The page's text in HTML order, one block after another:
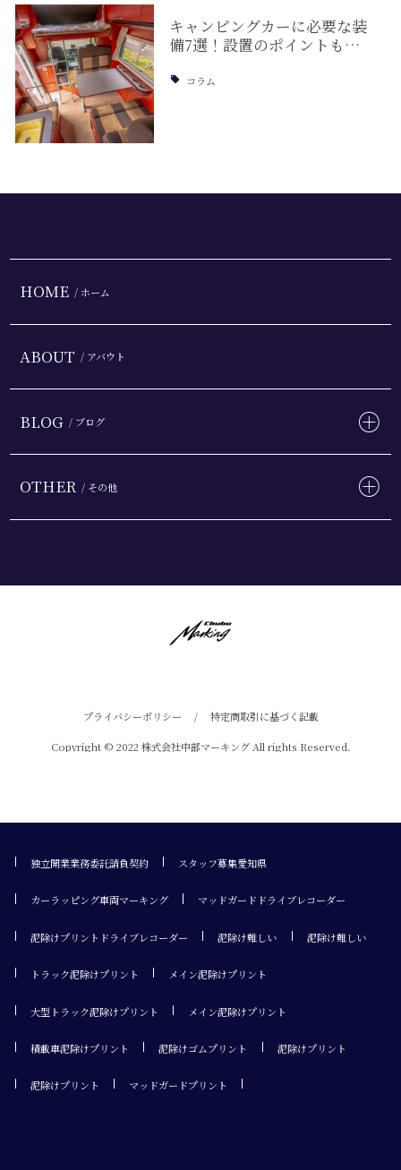
キャンピングカーに必要な装
備7選！設置のポイントも…
コラム
HOME / ホーム
ABOUT / アバウト
BLOG / ブログ
OTHER / その他
プライバシーポリシー / 特定商取引に基づく記載
Copyright © 2022 株式会社中部マーキング All rights Reserved.
独立開業業務委託請負契約 スタッフ募集愛知県
カーラッピング車両マーキング マッドガードドライブレコーダー
泥除けプリントドライブレコーダー 泥除け難しい 泥除け難しい
トラック泥除けプリント メイン泥除けプリント
大型トラック泥除けプリント メイン泥除けプリント
積載車泥除けプリント 泥除けゴムプリント 泥除けプリント
泥除けプリント マッドガードプリント